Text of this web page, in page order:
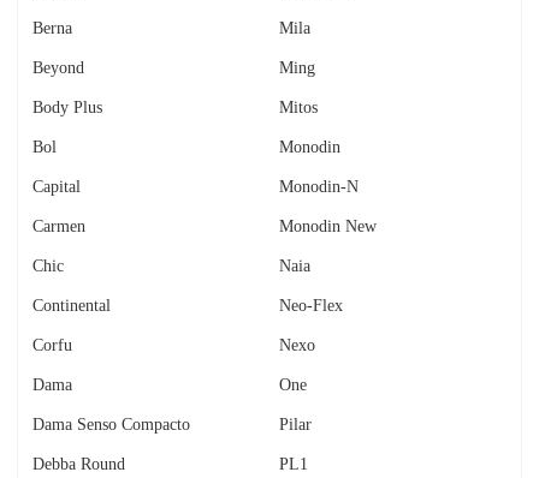
Berna
Beyond
Body Plus
Bol
Capital
Carmen
Chic
Continental
Corfu
Dama
Dama Senso Compacto
Debba Round
Mila
Ming
Mitos
Monodin
Monodin-N
Monodin New
Naia
Neo-Flex
Nexo
One
Pilar
PL1